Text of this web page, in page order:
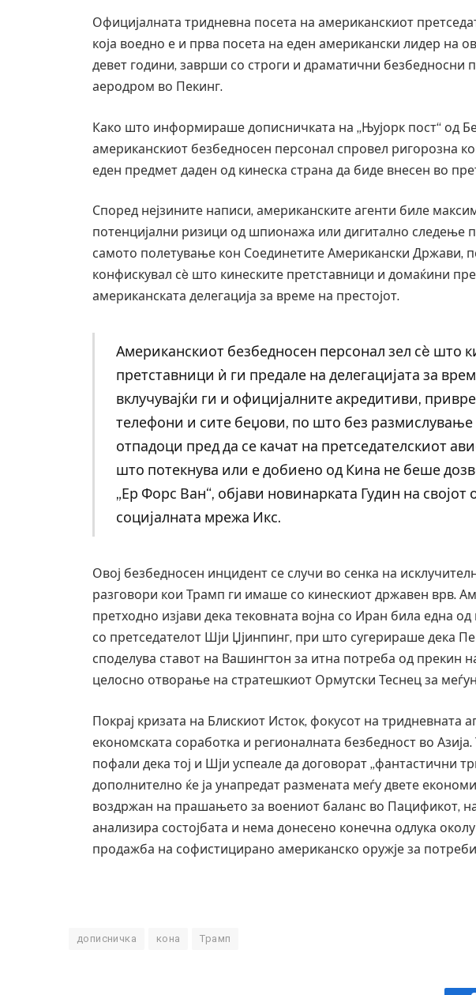
Официјалната тридневна посета на американскиот
која воедно е и прва посета на еден американски лидер на
девет години, заврши со строги и драматични безбедносни
аеродром во Пекинг.
Како што информираше дописничката на „Њујорк пост“ од
американскиот безбедносен персонал спровел ригорозна
еден предмет даден од кинеска страна да биде внесен во
Според нејзините написи, американските агенти биле
потенцијални ризици од шпионажа или дигитално следење
самото полетување кон Соединетите Американски Држави,
конфискувал сè што кинеските претставници и домаќини
американската делегација за време на престојот.
Американскиот безбедносен персонал зел сè што
претставници ѝ ги предале на делегацијата за
вклучувајќи ги и официјалните акредитиви,
телефони и сите беџови, по што без размислување
отпадоци пред да се качат на претседателскиот
што потекнува или е добиено од Кина не беше
„Ер Форс Ван“, објави новинарката Гудин на
социјалната мрежа Икс.
Овој безбедносен инцидент се случи во сенка на
разговори кои Трамп ги имаше со кинескиот државен врв.
претходно изјави дека тековната војна со Иран била една од
со претседателот Шји Џјинпинг, при што сугерираше дека
споделува ставот на Вашингтон за итна потреба од прекин
целосно отворање на стратешкиот Ормутски Теснец за
Покрај кризата на Блискиот Исток, фокусот на тридневната
економската соработка и регионалната безбедност во
пофали дека тој и Шји успеале да договорат „фантастични
дополнително ќе ја унапредат размената меѓу двете
воздржан на прашањето за воениот баланс во Пацификот,
анализира состојбата и нема донесено конечна одлука
продажба на софистицирано американско оружје за
дописничка кона Трамп
завиткан како роденденски подарок